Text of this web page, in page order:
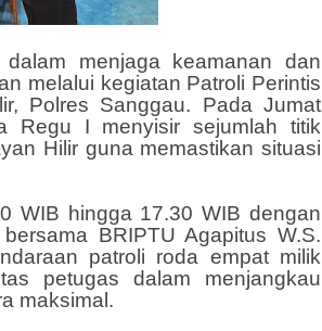
menjaga keamanan dan
melalui kegiatan Patroli Perintis
Polres Sanggau. Pada Jumat
Regu I menyisir sejumlah titik
Hilir guna memastikan situasi
WIB hingga 17.30 WIB dengan
BRIPTU Agapitus W.S.
patroli roda empat milik
petugas dalam menjangkau
maksimal.